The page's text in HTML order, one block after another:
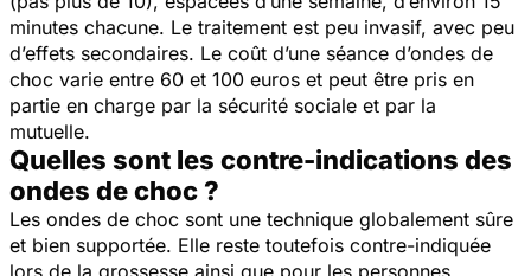
minutes chacune. Le traitement est peu invasif, avec peu
d’effets secondaires. Le coût d’une séance d’ondes de
choc varie entre 60 et 100 euros et peut être pris en
partie en charge par la sécurité sociale et par la
mutuelle.
Quelles sont les contre-indications des
ondes de choc ?
Les ondes de choc sont une technique globalement sûre
et bien supportée. Elle reste toutefois contre-indiquée
lors de la grossesse ainsi que pour les personnes